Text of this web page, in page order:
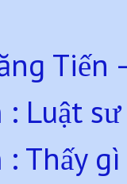
Tiến
: Luật
: Thấy